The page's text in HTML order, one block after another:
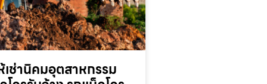
เช่านิคมอุตสาหกรรม